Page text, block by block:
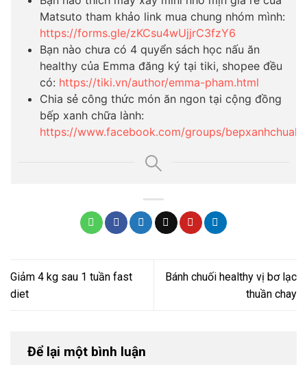
Matsuto tham khảo link mua chung nhóm mình:
https://forms.gle/zKCsu4wUjjrC3fzY6
Bạn nào chưa có 4 quyển sách học nấu ăn
healthy của Emma đăng ký tại tiki, shopee đều
có: https://tiki.vn/author/emma-pham.html
Chia sẻ công thức món ăn ngon tại cộng đồng
bếp xanh chữa lành:
https://www.facebook.com/groups/
Giảm 4 kg sau 1 tuần fast
diet
Bánh chuối healthy vị bơ lạc
thuần chay
Để lại một bình luận